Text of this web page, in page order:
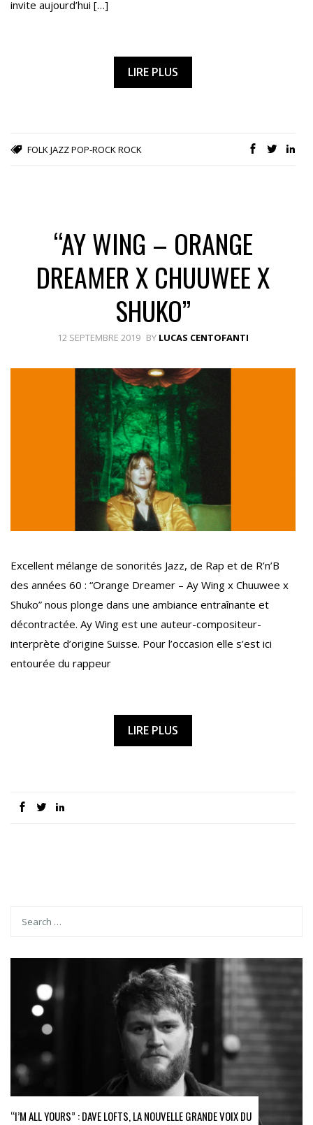
invite aujourd’hui […]
LIRE PLUS
FOLKJAZZPOP-ROCKROCK
“AY WING – ORANGE
DREAMER X CHUUWEE X
SHUKO”
12 SEPTEMBRE 2019 BY LUCAS CENTOFANTI
Excellent mélange de sonorités Jazz, de Rap et de R’n’B
des années 60 : “Orange Dreamer – Ay Wing x Chuuwee x
Shuko” nous plonge dans une ambiance entraînante et
décontractée. Ay Wing est une auteur-compositeur-
interprète d’origine Suisse. Pour l’occasion elle s’est ici
entourée du rappeur
LIRE PLUS
“I’M ALL YOURS” : DAVE LOFTS, LA NOUVELLE GRANDE VOIX DU